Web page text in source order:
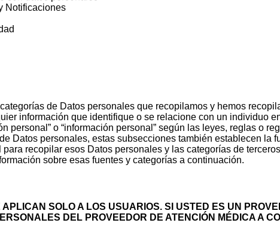
Notificaciones
de Datos personales que recopilamos y hemos
información que identifique o se relacione con un individuo
personal” o “información personal” según las leyes, reglas o
Datos personales, estas subsecciones también establecen la
recopilar esos Datos personales y las categorías de
sobre esas fuentes y categorías a continuación.
SOLO A LOS USUARIOS. SI USTED ES UN
DEL PROVEEDOR DE ATENCIÓN MÉDICAA